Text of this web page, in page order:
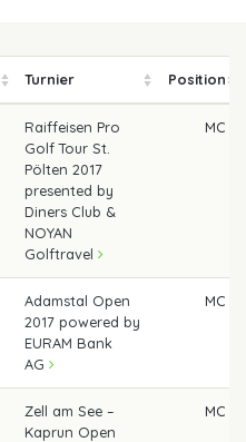
Turnier Position
Raiffeisen Pro
Golf Tour St.
Pölten 2017
presented by
Diners Club &
NOYAN
Golftravel
MC
Adamstal Open
2017 powered by
EURAM Bank
AG
MC
Zell am See –
Kaprun Open
MC